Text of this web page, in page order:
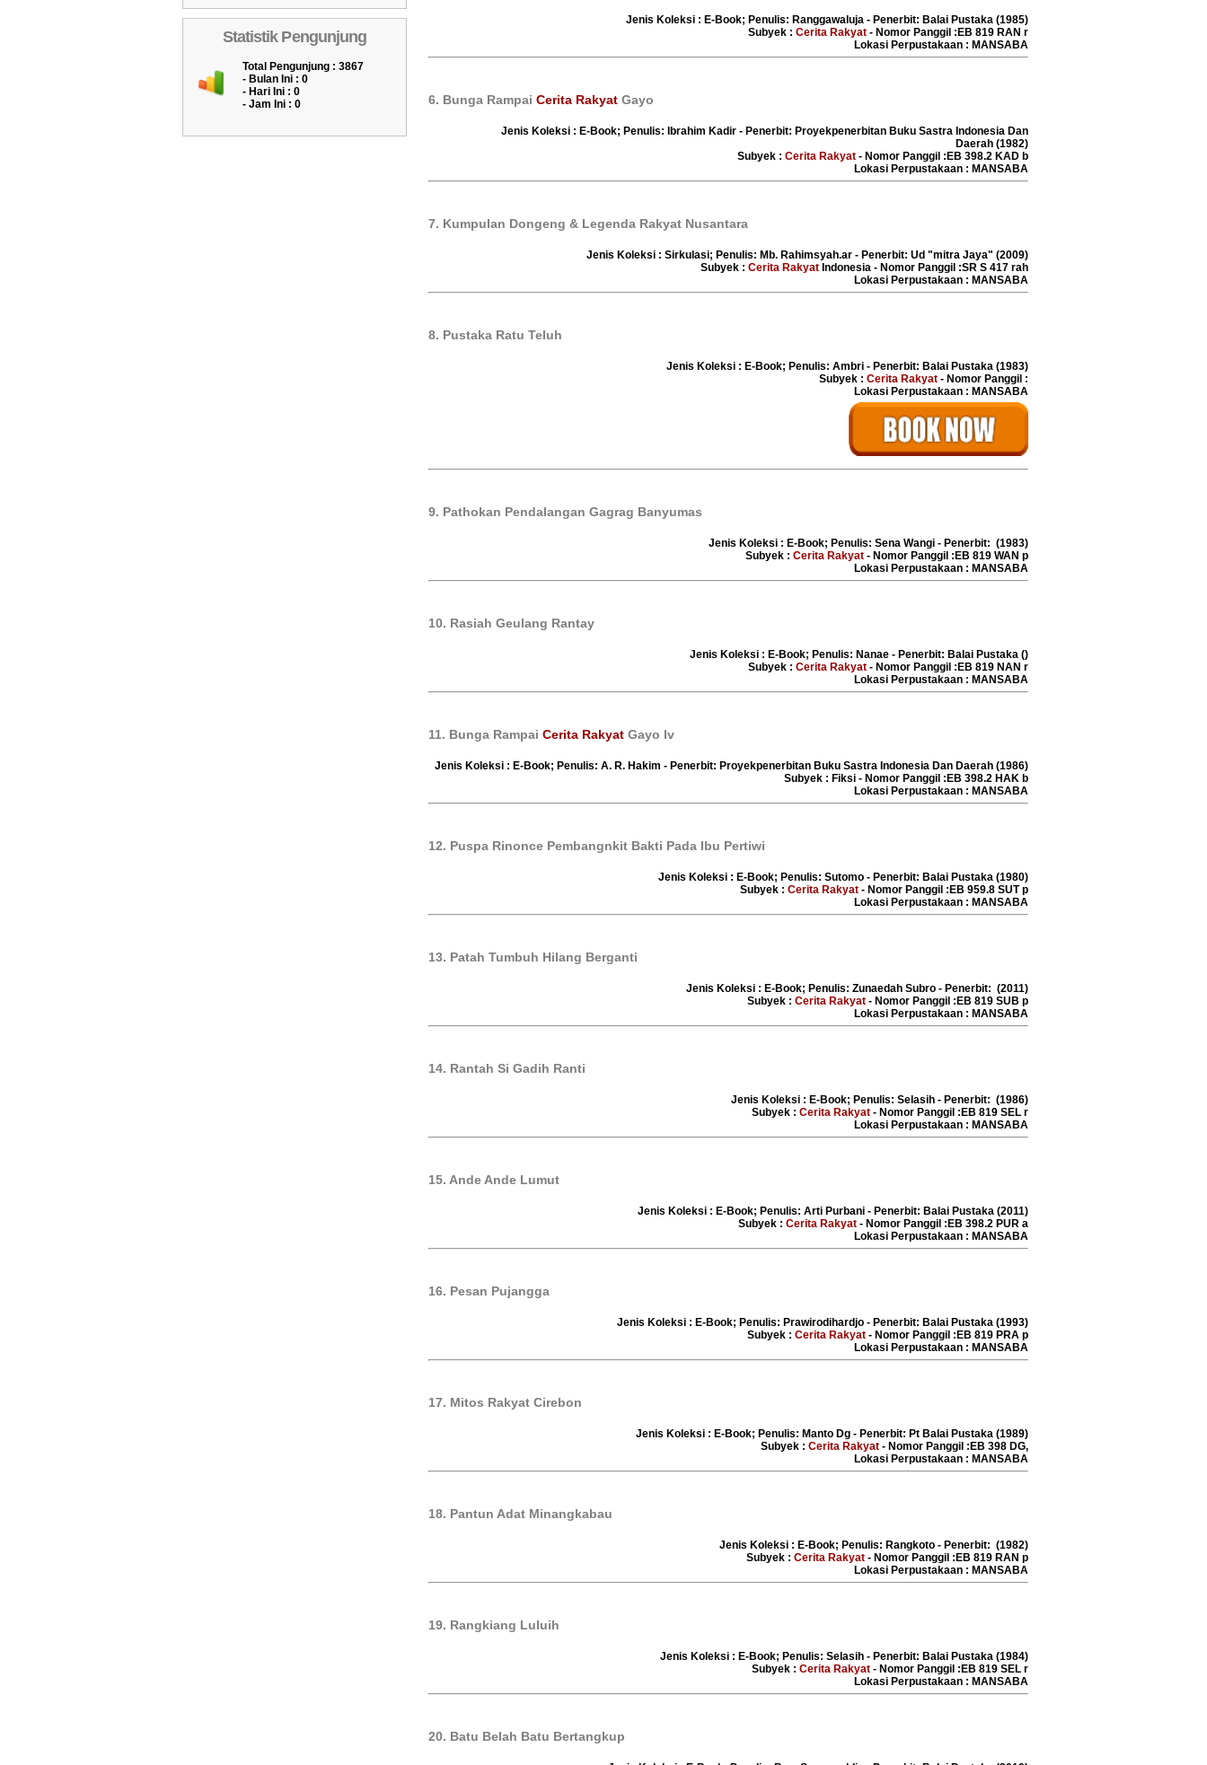
Statistik Pengunjung
Total Pengunjung : 3867
- Bulan Ini : 0
- Hari Ini : 0
- Jam Ini : 0
Jenis Koleksi : E-Book; Penulis: Ranggawaluja - Penerbit: Balai Pustaka (1985)
Subyek : Cerita Rakyat - Nomor Panggil :EB 819 RAN r
Lokasi Perpustakaan : MANSABA
6. Bunga Rampai Cerita Rakyat Gayo
Jenis Koleksi : E-Book; Penulis: Ibrahim Kadir - Penerbit: Proyekpenerbitan Buku Sastra Indonesia Dan
Daerah (1982)
Subyek : Cerita Rakyat - Nomor Panggil :EB 398.2 KAD b
Lokasi Perpustakaan : MANSABA
7. Kumpulan Dongeng & Legenda Rakyat Nusantara
Jenis Koleksi : Sirkulasi; Penulis: Mb. Rahimsyah.ar - Penerbit: Ud "mitra Jaya" (2009)
Subyek : Cerita Rakyat Indonesia - Nomor Panggil :SR S 417 rah
Lokasi Perpustakaan : MANSABA
8. Pustaka Ratu Teluh
Jenis Koleksi : E-Book; Penulis: Ambri - Penerbit: Balai Pustaka (1983)
Subyek : Cerita Rakyat - Nomor Panggil :
Lokasi Perpustakaan : MANSABA
9. Pathokan Pendalangan Gagrag Banyumas
Jenis Koleksi : E-Book; Penulis: Sena Wangi - Penerbit: (1983)
Subyek : Cerita Rakyat - Nomor Panggil :EB 819 WAN p
Lokasi Perpustakaan : MANSABA
10. Rasiah Geulang Rantay
Jenis Koleksi : E-Book; Penulis: Nanae - Penerbit: Balai Pustaka ()
Subyek : Cerita Rakyat - Nomor Panggil :EB 819 NAN r
Lokasi Perpustakaan : MANSABA
11. Bunga Rampai Cerita Rakyat Gayo Iv
Jenis Koleksi : E-Book; Penulis: A. R. Hakim - Penerbit: Proyekpenerbitan Buku Sastra Indonesia Dan Daerah (1986)
Subyek : Fiksi - Nomor Panggil :EB 398.2 HAK b
Lokasi Perpustakaan : MANSABA
12. Puspa Rinonce Pembangnkit Bakti Pada Ibu Pertiwi
Jenis Koleksi : E-Book; Penulis: Sutomo - Penerbit: Balai Pustaka (1980)
Subyek : Cerita Rakyat - Nomor Panggil :EB 959.8 SUT p
Lokasi Perpustakaan : MANSABA
13. Patah Tumbuh Hilang Berganti
Jenis Koleksi : E-Book; Penulis: Zunaedah Subro - Penerbit: (2011)
Subyek : Cerita Rakyat - Nomor Panggil :EB 819 SUB p
Lokasi Perpustakaan : MANSABA
14. Rantah Si Gadih Ranti
Jenis Koleksi : E-Book; Penulis: Selasih - Penerbit: (1986)
Subyek : Cerita Rakyat - Nomor Panggil :EB 819 SEL r
Lokasi Perpustakaan : MANSABA
15. Ande Ande Lumut
Jenis Koleksi : E-Book; Penulis: Arti Purbani - Penerbit: Balai Pustaka (2011)
Subyek : Cerita Rakyat - Nomor Panggil :EB 398.2 PUR a
Lokasi Perpustakaan : MANSABA
16. Pesan Pujangga
Jenis Koleksi : E-Book; Penulis: Prawirodihardjo - Penerbit: Balai Pustaka (1993)
Subyek : Cerita Rakyat - Nomor Panggil :EB 819 PRA p
Lokasi Perpustakaan : MANSABA
17. Mitos Rakyat Cirebon
Jenis Koleksi : E-Book; Penulis: Manto Dg - Penerbit: Pt Balai Pustaka (1989)
Subyek : Cerita Rakyat - Nomor Panggil :EB 398 DG,
Lokasi Perpustakaan : MANSABA
18. Pantun Adat Minangkabau
Jenis Koleksi : E-Book; Penulis: Rangkoto - Penerbit: (1982)
Subyek : Cerita Rakyat - Nomor Panggil :EB 819 RAN p
Lokasi Perpustakaan : MANSABA
19. Rangkiang Luluih
Jenis Koleksi : E-Book; Penulis: Selasih - Penerbit: Balai Pustaka (1984)
Subyek : Cerita Rakyat - Nomor Panggil :EB 819 SEL r
Lokasi Perpustakaan : MANSABA
20. Batu Belah Batu Bertangkup